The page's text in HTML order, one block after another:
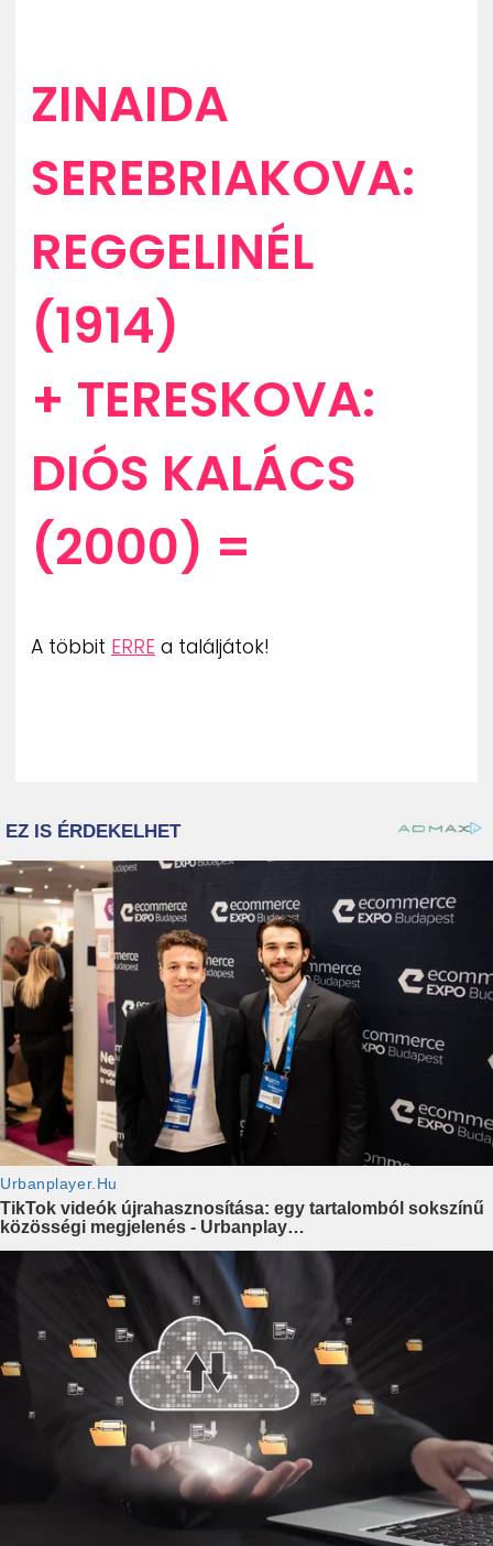
ZINAIDA
SEREBRIAKOVA:
REGGELINÉL
(1914)
+ TERESKOVA:
DIÓS KALÁCS
(2000) =
A többit ERRE a találjátok!